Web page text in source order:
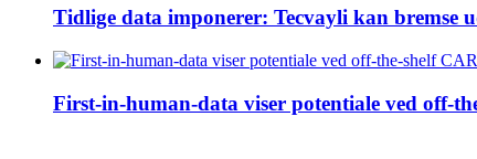
Tidlige data imponerer: Tecvayli kan bremse
First-in-human-data viser potentiale ved off-